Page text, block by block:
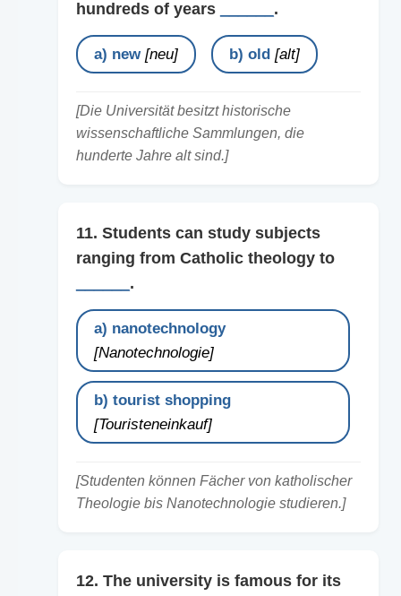
hundreds of years .
a) new [neu] b) old [alt]
[Die Universität besitzt historische
wissenschaftliche Sammlungen, die
hunderte Jahre alt sind.]
11. Students can study subjects
ranging from Catholic theology to
.
a) nanotechnology
[Nanotechnologie]
b) tourist shopping
[Touristeneinkauf]
[Studenten können Fächer von katholischer
Theologie bis Nanotechnologie studieren.]
12. The university is famous for its